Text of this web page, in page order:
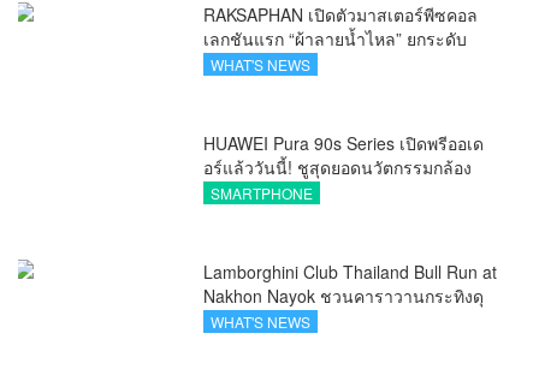
RAKSAPHAN เปิดตัวมาสเตอร์พีซคอล
เลกชันแรก “ผ้าลายน้ำไหล” ยกระดับ
ภูมิปัญญาท้องถิ่นสู่งานศิลป์ระดับสากล
WHAT'S NEWS
HUAWEI Pura 90s Series เปิดพรีออเด
อร์แล้ววันนี้! ชูสุดยอดนวัตกรรมกล้อง
พร้อม AI อัจฉริยะและ 5G Advanced
SMARTPHONE
Lamborghini Club Thailand Bull Run at
Nakhon Nayok ชวนคาราวานกระทิงดุ
สัมผัสธรรมชาติเมืองรอง ณ นครนายก
WHAT'S NEWS